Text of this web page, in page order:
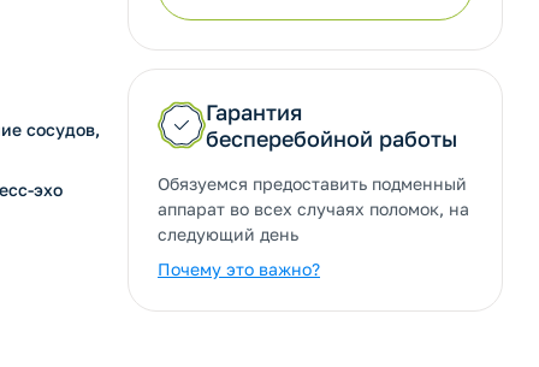
Гарантия
бесперебойной работы
Обязуемся предоставить подменный
аппарат во всех случаях поломок, на
следующий день
Почему это важно?
сосудов,
эхо